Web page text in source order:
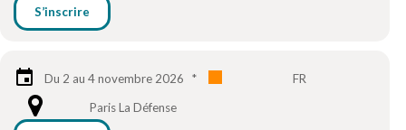
S’inscrire
Du 2 au 4 novembre 2026 *
FR
Paris La Défense